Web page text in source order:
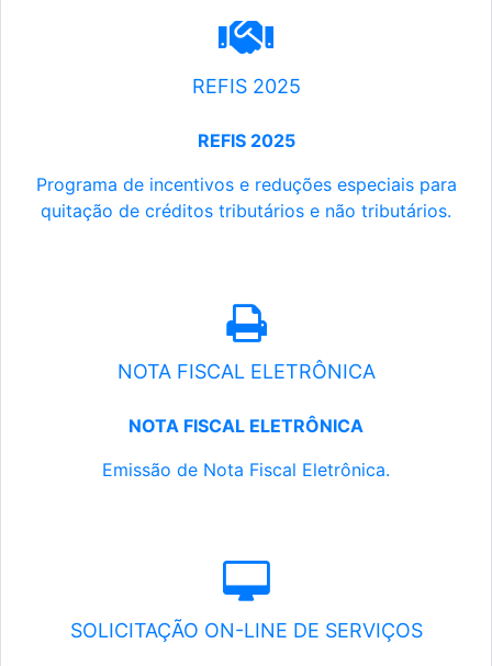
REFIS 2025
REFIS 2025
Programa de incentivos e reduções especiais para
quitação de créditos tributários e não tributários.
NOTA FISCAL ELETRÔNICA
NOTA FISCAL ELETRÔNICA
Emissão de Nota Fiscal Eletrônica.
SOLICITAÇÃO ON-LINE DE SERVIÇOS